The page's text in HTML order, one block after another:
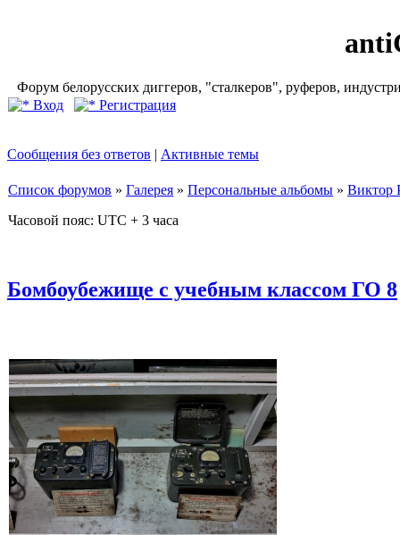
Форум белорусских диггеров, "сталкеров", руферов,
Вход
Регистрация
Сообщения без ответов | Активные темы
Список форумов » Галерея » Персональные альбомы » Виктор
Часовой пояс: UTC + 3 часа
Бомбоубежище с учебным классом ГО 8